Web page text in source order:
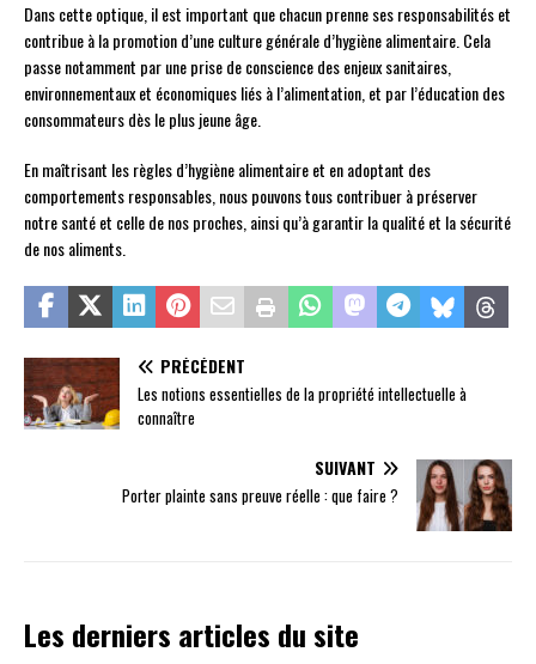
Dans cette optique, il est important que chacun prenne ses responsabilités et
contribue à la promotion d’une culture générale d’hygiène alimentaire. Cela
passe notamment par une prise de conscience des enjeux sanitaires,
environnementaux et économiques liés à l’alimentation, et par l’éducation des
consommateurs dès le plus jeune âge.
En maîtrisant les règles d’hygiène alimentaire et en adoptant des
comportements responsables, nous pouvons tous contribuer à préserver
notre santé et celle de nos proches, ainsi qu’à garantir la qualité et la sécurité
de nos aliments.
PRÉCÉDENT
Les notions essentielles de la propriété intellectuelle à
connaître
SUIVANT
Porter plainte sans preuve réelle : que faire ?
Les derniers articles du site